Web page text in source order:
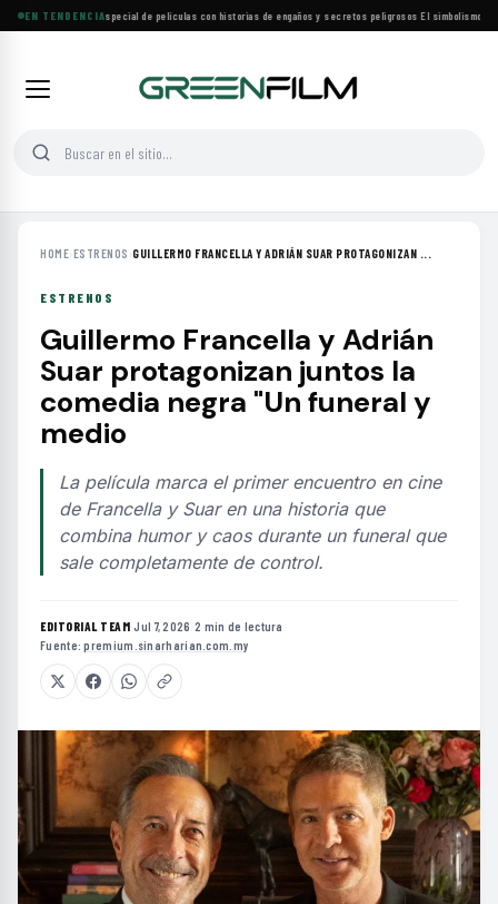
EN TENDENCIA
Lifetime estrena especial de películas con historias de engaños y secretos peligrosos·El simbolismo de
HOME›ESTRENOS ›GUILLERMO FRANCELLA Y ADRIÁN SUAR PROTAGONIZAN ...
ESTRENOS
Guillermo Francella y Adrián
Suar protagonizan juntos la
comedia negra "Un funeral y
medio
La película marca el primer encuentro en cine
de Francella y Suar en una historia que
combina humor y caos durante un funeral que
sale completamente de control.
EDITORIAL TEAM·Jul 7, 2026 ·2 min de lectura ·
Fuente:premium.sinarharian.com.my